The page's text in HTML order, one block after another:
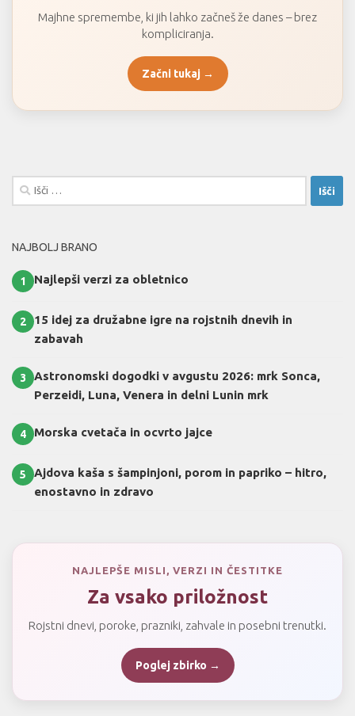
Majhne spremembe, ki jih lahko začneš že danes – brez
kompliciranja.
Začni tukaj →
Išči:
NAJBOLJ BRANO
1 Najlepši verzi za obletnico
2
15 idej za družabne igre na rojstnih dnevih in
zabavah
3
Astronomski dogodki v avgustu 2026: mrk Sonca,
Perzeidi, Luna, Venera in delni Lunin mrk
4 Morska cvetača in ocvrto jajce
5
Ajdova kaša s šampinjoni, porom in papriko – hitro,
enostavno in zdravo
NAJLEPŠE MISLI, VERZI IN ČESTITKE
Za vsako priložnost
Rojstni dnevi, poroke, prazniki, zahvale in posebni trenutki.
Poglej zbirko →